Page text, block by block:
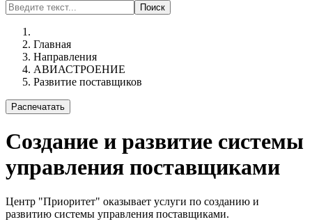
Поиск
Главная
Направления
АВИАСТРОЕНИЕ
Развитие поставщиков
Распечатать
Создание и развитие системы
управления поставщиками
Центр "Приоритет" оказывает услуги по созданию и
развитию системы управления поставщиками.